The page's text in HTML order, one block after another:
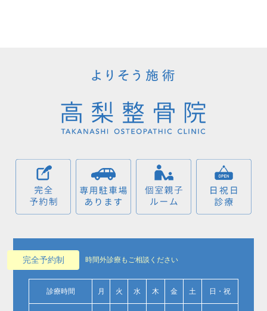
完全予約制 時間外診療もご相談ください
診療時間 月 火 水 木 金 土 日・祝